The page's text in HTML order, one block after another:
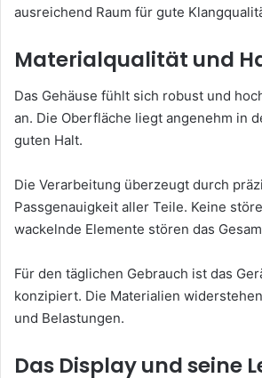
ausreichend Raum für gute
Materialqualität und
Das Gehäuse fühlt sich robust und
an. Die Oberfläche liegt angenehm in
guten Halt.
Die Verarbeitung überzeugt durch
Passgenauigkeit aller Teile. Keine
wackelnde Elemente stören das
Für den täglichen Gebrauch ist das
konzipiert. Die Materialien
und Belastungen.
Das Display und seine